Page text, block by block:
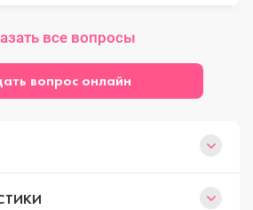
все вопросы
вопрос онлайн